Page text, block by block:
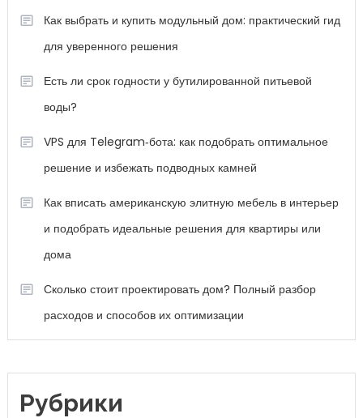
Как выбрать и купить модульный дом: практический гид
для уверенного решения
Есть ли срок годности у бутилированной питьевой
воды?
VPS для Telegram‑бота: как подобрать оптимальное
решение и избежать подводных камней
Как вписать американскую элитную мебель в интерьер
и подобрать идеальные решения для квартиры или
дома
Сколько стоит проектировать дом? Полный разбор
расходов и способов их оптимизации
Рубрики